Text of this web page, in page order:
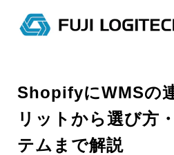
ShopifyにWMSの
リットから選び方
テムまで解説